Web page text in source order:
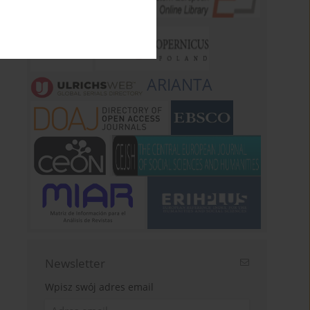
ARIANTA
Newsletter
Wpisz swój adres email